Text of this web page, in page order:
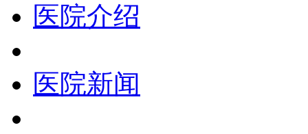
医院介绍
医院新闻